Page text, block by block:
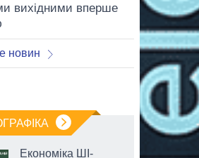
вихідними вперше
новин
Економіка ШІ-